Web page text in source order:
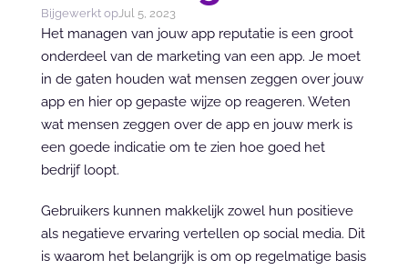
Bijgewerkt opJul 5, 2023
Het managen van jouw app reputatie is een groot
onderdeel van de marketing van een app. Je moet
in de gaten houden wat mensen zeggen over jouw
app en hier op gepaste wijze op reageren. Weten
wat mensen zeggen over de app en jouw merk is
een goede indicatie om te zien hoe goed het
bedrijf loopt.
Gebruikers kunnen makkelijk zowel hun positieve
als negatieve ervaring vertellen op social media. Dit
is waarom het belangrijk is om op regelmatige basis